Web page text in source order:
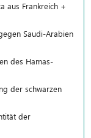
aus Frankreich +
Saudi-Arabien
des Hamas-
der schwarzen
der